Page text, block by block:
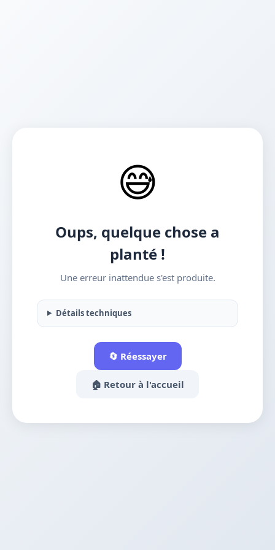
😅
Oups, quelque chose a
planté !
Une erreur inattendue s'est produite.
Détails techniques
🔄 Réessayer
🏠 Retour à l'accueil